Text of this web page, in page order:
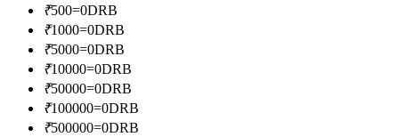
Word een Copy Trader
Geniet van winstdeling en copy trading commissies
₹500=0DRB
₹1000=0DRB
₹5000=0DRB
₹10000=0DRB
₹50000=0DRB
₹100000=0DRB
₹500000=0DRB